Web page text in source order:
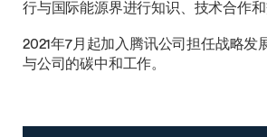
行与国际能源界进行知识、技术合作和
2021年7月起加入腾讯公司担任战略发
与公司的碳中和工作。